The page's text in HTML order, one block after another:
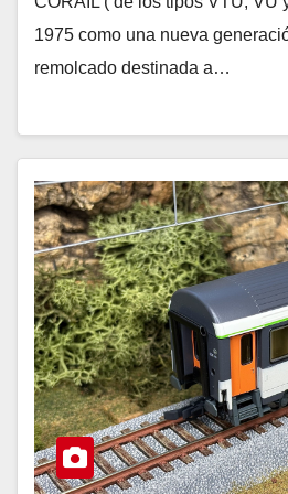
1975 como una nueva
remolcado destinada a…